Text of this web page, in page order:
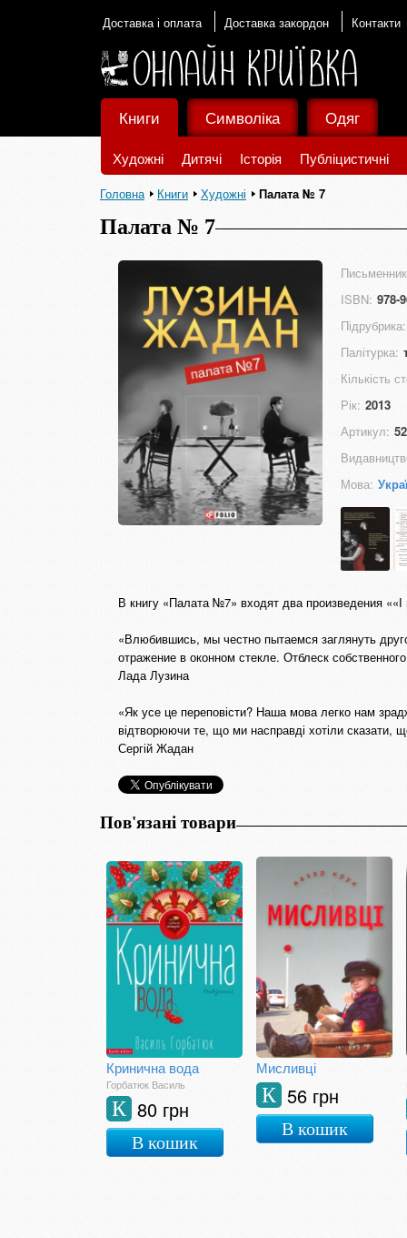
Доставка і оплата Доставка закордон Контакти
Книги
Художні Дитячі Історія Публіцистичні
Символіка Одяг
Головна Книги Художні Палата № 7
Палата № 7
ISBN: 978-
Підрубрика:
Палітурка:
Кількість
Рік: 2013
Артикул:
Мова:
В книгу «Палата №7» входят два произведения
«Влюбившись, мы честно пытаемся заглянуть
отражение в оконном стекле. Отблеск
Лада Лузина
«Як усе це переповісти? Наша мова легко нам
відтворюючи те, що ми насправді хотіли сказати,
Сергій Жадан
Пов'язані товари
Кринична вода
Горбатюк Василь
80 грн
К
В кошик
Мисливці
56 грн
К
В кошик